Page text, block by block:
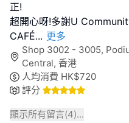
正!
超開心呀!多謝U
CAFÉ... 更多
Shop 3002 - 3005,
Central, 香港
人均消費 HK$720
評分
顯示所有留言(4)...